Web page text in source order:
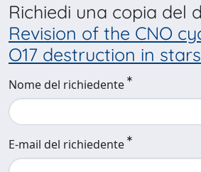
Richiedi una copia del
Revision of the CNO
O17 destruction in stars
Nome del richiedente
E-mail del richiedente